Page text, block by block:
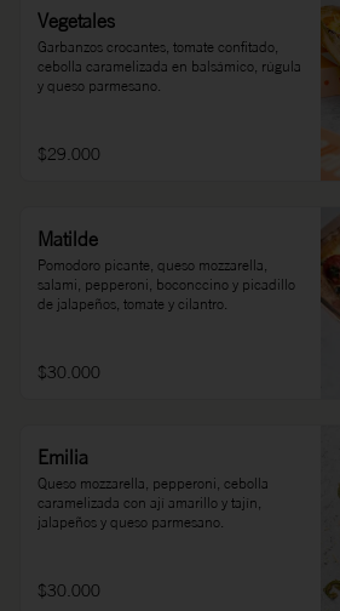
Vegetales
Garbanzos crocantes, tomate confitado,
cebolla caramelizada en balsámico, rúgula
y queso parmesano.
$29.000
Matilde
Pomodoro picante, queso mozzarella,
salami, pepperoni, boconccino y picadillo
de jalapeños, tomate y cilantro.
$30.000
Emilia
Queso mozzarella, pepperoni, cebolla
caramelizada con ají amarillo y tajín,
jalapeños y queso parmesano.
$30.000